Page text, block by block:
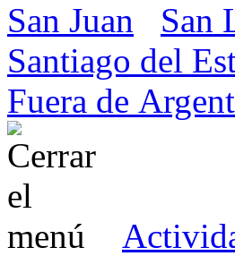
San Juan
San
Santiago del
Fuera de